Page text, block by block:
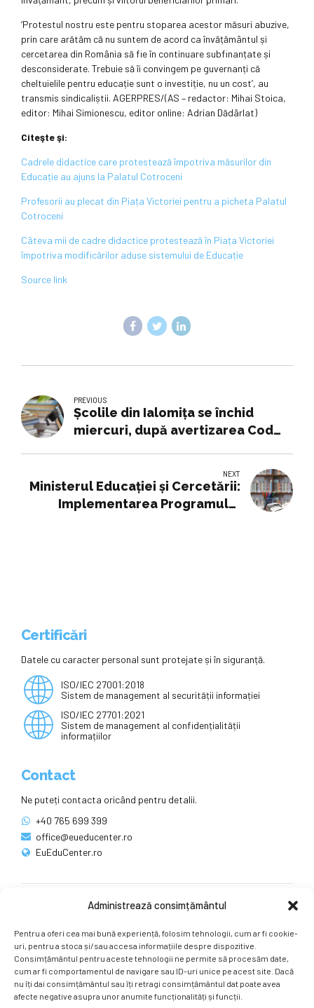
Administrează consimțământul
Pentru a oferi cea mai bună experiență, folosim tehnologii, cum ar fi cookie-
uri, pentru a stoca și/sau accesa informațiile despre dispozitive.
Consimțământul pentru aceste tehnologii ne permite să procesăm date,
cum ar fi comportamentul de navigare sau ID-uri unice pe acest site. Dacă
nu îți dai consimțământul sau îți retragi consimțământul dat poate avea
afecte negative asupra unor anumite funcționalități și funcții.
‘Protestul nostru este pentru stoparea acestor măsuri abuzive,
prin care arătăm că nu suntem de acord ca învățământul și
cercetarea din România să fie în continuare subfinanțate și
desconsiderate. Trebuie să îi convingem pe guvernanți că
cheltuielile pentru educație sunt o investiție, nu un cost’, au
transmis sindicaliștii. AGERPRES/(AS – redactor: Mihai Stoica,
editor: Mihai Simionescu, editor online: Adrian Dădârlat)
Citeşte şi:
Cadrele didactice care protestează împotriva măsurilor din
Educație au ajuns la Palatul Cotroceni
Profesorii au plecat din Piața Victoriei pentru a picheta Palatul
Cotroceni
Câteva mii de cadre didactice protestează în Piața Victoriei
împotriva modificărilor aduse sistemului de Educație
Source link
PREVIOUS
Școlile din Ialomița se închid
miercuri, după avertizarea Cod
NEXT
Ministerul Educației și Cercetării:
Implementarea Programului
Certificări
Datele cu caracter personal sunt protejate și în siguranță.
ISO/IEC 27001:2018
Sistem de management al securității informației
ISO/IEC 27701:2021
Sistem de management al confidențialității
informațiilor
Contact
Ne puteți contacta oricând pentru detalii.
+40 765 699 399
office@eueducenter.ro
EuEduCenter.ro
Ne puteți găsi și pe rețelele sociale.